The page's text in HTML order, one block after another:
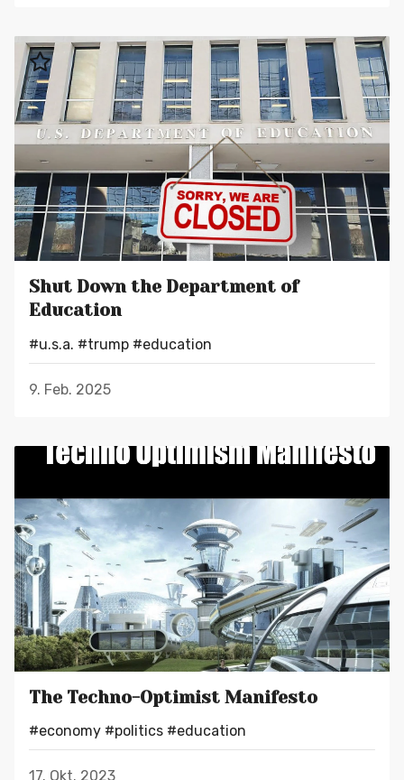
Shut Down the Department of
Education
#u.s.a. #trump #education
9. Feb. 2025
The Techno-Optimist Manifesto
#economy #politics #education
17. Okt. 2023